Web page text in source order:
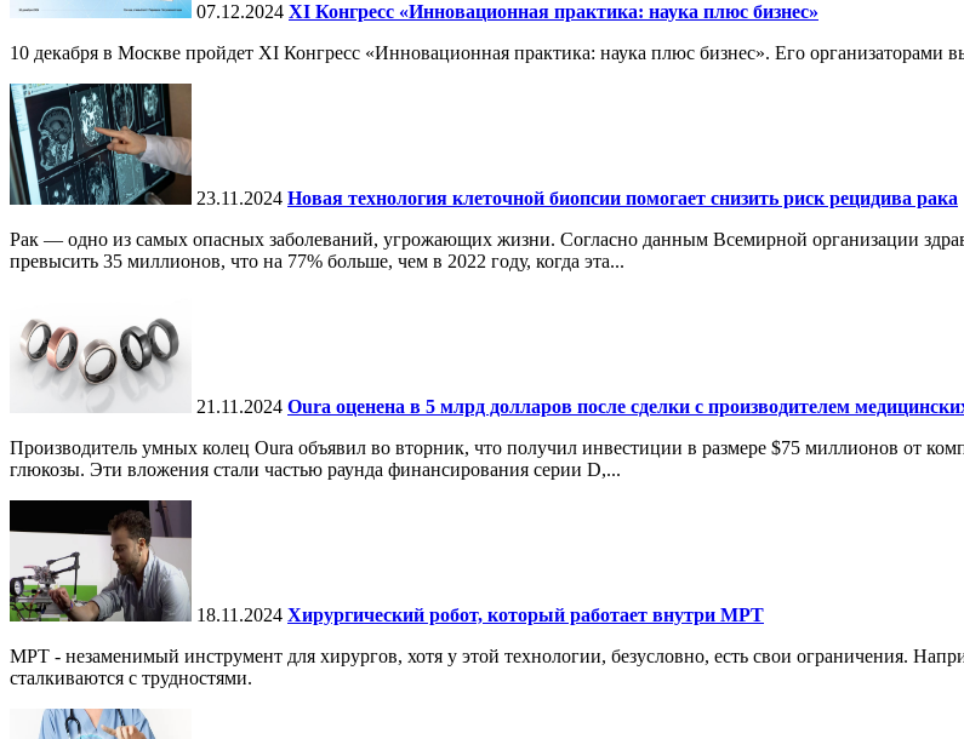
07.12.2024 ХI Конгресс «Инновационная практика: наука плюс бизнес»
10 декабря в Москве пройдет XI Конгресс «Инновационная практика: наука плюс бизнес». Его
23.11.2024 Новая технология клеточной биопсии помогает снизить риск рецидива рака
Рак — одно из самых опасных заболеваний, угрожающих жизни. Согласно данным Всемирной организации
превысить 35 миллионов, что на 77% больше, чем в 2022 году, когда эта...
21.11.2024 Oura оценена в 5 млрд долларов после сделки с производителем
Производитель умных колец Oura объявил во вторник, что получил инвестиции в размере $75 миллионов от
глюкозы. Эти вложения стали частью раунда финансирования серии D,...
18.11.2024 Хирургический робот, который работает внутри МРТ
МРТ - незаменимый инструмент для хирургов, хотя у этой технологии, безусловно, есть свои ограничения.
сталкиваются с трудностями.